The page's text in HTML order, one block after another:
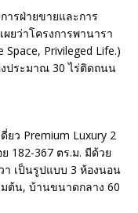
รฝ่ายขายและการ
ยว่าโครงการพานารา
Space, Privileged Life.)
ประมาณ 30 ไร่ติดถนน
ยว Premium Luxury 2
182-367 ตร.ม. มีด้วย
เป็นรูปแบบ 3 ห้องนอน
ต้น, บ้านขนาดกลาง 60